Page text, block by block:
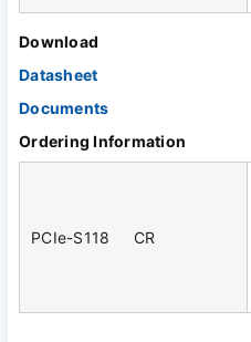
Download
Datasheet
Documents
Ordering Information
PCIe-S118 CR